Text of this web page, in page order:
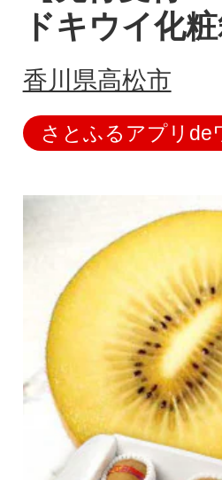
ドキウイ化
香川県高松市
さとふるアプリde